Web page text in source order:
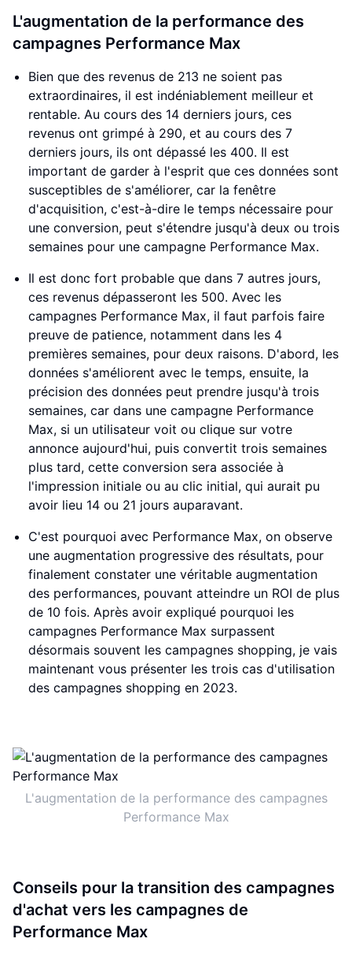
L'augmentation de la performance des
campagnes Performance Max
Bien que des revenus de 213 ne soient pas
extraordinaires, il est indéniablement meilleur et
rentable. Au cours des 14 derniers jours, ces
revenus ont grimpé à 290, et au cours des 7
derniers jours, ils ont dépassé les 400. Il est
important de garder à l'esprit que ces données sont
susceptibles de s'améliorer, car la fenêtre
d'acquisition, c'est-à-dire le temps nécessaire pour
une conversion, peut s'étendre jusqu'à deux ou trois
semaines pour une campagne Performance Max.
Il est donc fort probable que dans 7 autres jours,
ces revenus dépasseront les 500. Avec les
campagnes Performance Max, il faut parfois faire
preuve de patience, notamment dans les 4
premières semaines, pour deux raisons. D'abord, les
données s'améliorent avec le temps, ensuite, la
précision des données peut prendre jusqu'à trois
semaines, car dans une campagne Performance
Max, si un utilisateur voit ou clique sur votre
annonce aujourd'hui, puis convertit trois semaines
plus tard, cette conversion sera associée à
l'impression initiale ou au clic initial, qui aurait pu
avoir lieu 14 ou 21 jours auparavant.
C'est pourquoi avec Performance Max, on observe
une augmentation progressive des résultats, pour
finalement constater une véritable augmentation
des performances, pouvant atteindre un ROI de plus
de 10 fois. Après avoir expliqué pourquoi les
campagnes Performance Max surpassent
désormais souvent les campagnes shopping, je vais
maintenant vous présenter les trois cas d'utilisation
des campagnes shopping en 2023.
L'augmentation de la performance des campagnes
Performance Max
Conseils pour la transition des campagnes
d'achat vers les campagnes de
Performance Max